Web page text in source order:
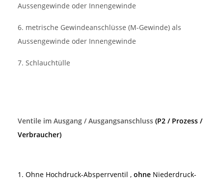
Aussengewinde oder Innengewinde
6. metrische Gewindeanschlüsse (M-Gewinde) als
Aussengewinde oder Innengewinde
7. Schlauchtülle
Ventile im Ausgang / Ausgangsanschluss (P2 / Prozess /
Verbraucher)
1. Ohne Hochdruck-Absperrventil , ohne Niederdruck-